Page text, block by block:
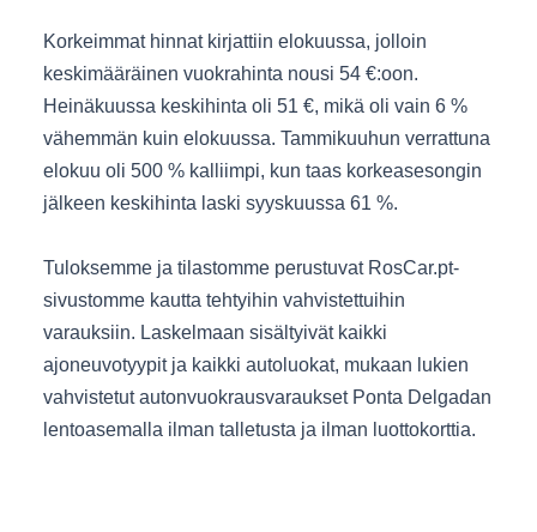
Korkeimmat hinnat kirjattiin elokuussa, jolloin
keskimääräinen vuokrahinta nousi 54 €:oon.
Heinäkuussa keskihinta oli 51 €, mikä oli vain 6 %
vähemmän kuin elokuussa. Tammikuuhun verrattuna
elokuu oli 500 % kalliimpi, kun taas korkeasesongin
jälkeen keskihinta laski syyskuussa 61 %.
Tuloksemme ja tilastomme perustuvat RosCar.pt-
sivustomme kautta tehtyihin vahvistettuihin
varauksiin. Laskelmaan sisältyivät kaikki
ajoneuvotyypit ja kaikki autoluokat, mukaan lukien
vahvistetut autonvuokrausvaraukset Ponta Delgadan
lentoasemalla ilman talletusta ja ilman luottokorttia.